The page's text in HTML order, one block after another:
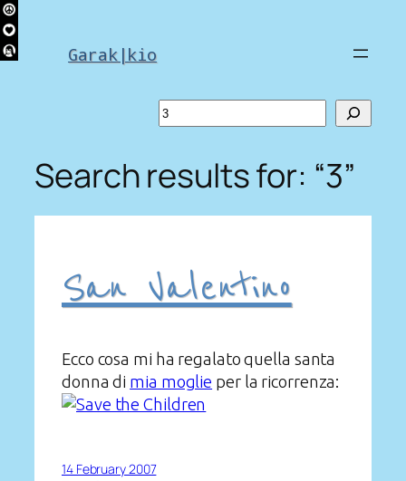
Skip
to
content Garak|kio
Search
Search results for: “3”
San Valentino
Ecco cosa mi ha regalato quella santa
donna di mia moglie per la ricorrenza:
14 February 2007